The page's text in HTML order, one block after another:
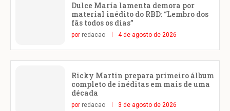
Dulce María lamenta demora por
material inédito do RBD: “Lembro dos
fãs todos os dias”
por redacao 4 de agosto de 2026
Ricky Martin prepara primeiro álbum
completo de inéditas em mais de uma
década
por redacao 3 de agosto de 2026